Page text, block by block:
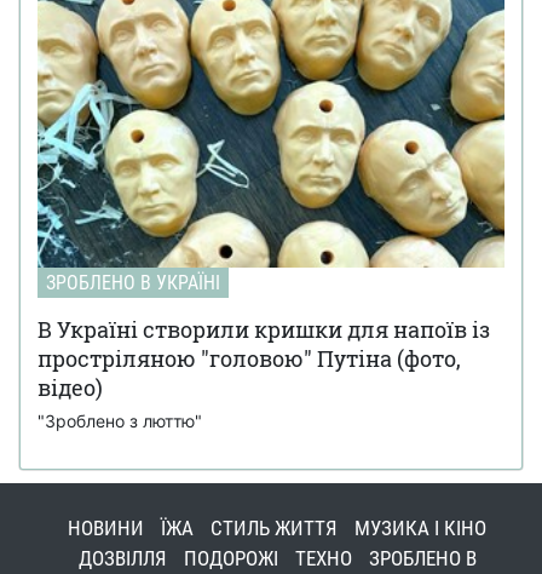
ЗРОБЛЕНО В УКРАЇНІ
В Україні створили кришки для напоїв із
простріляною "головою" Путіна (фото,
відео)
"Зроблено з люттю"
НОВИНИ ЇЖА СТИЛЬ ЖИТТЯ
МУЗИКА І КІНО
ДОЗВІЛЛЯ
ПОДОРОЖІ ТЕХНО ЗРОБЛЕНО В